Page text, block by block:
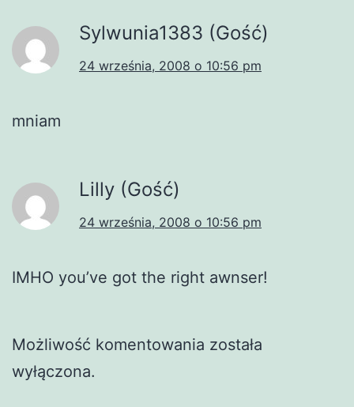
Sylwunia1383 (Gość)
24 września, 2008 o 10:56 pm
mniam
Lilly (Gość)
24 września, 2008 o 10:56 pm
IMHO you’ve got the right awnser!
Możliwość komentowania została
wyłączona.